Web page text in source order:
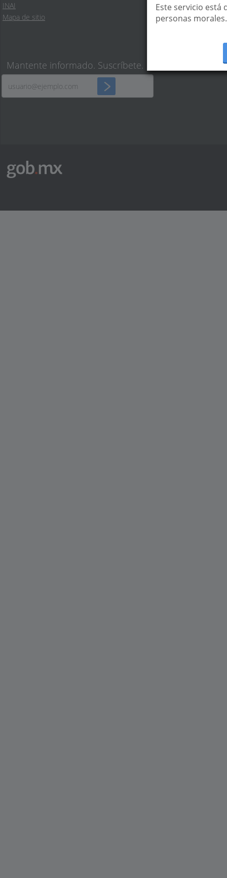
Este servicio está
personas morales.
INAI
Mapa de sitio
Mantente informado. Suscríbete.